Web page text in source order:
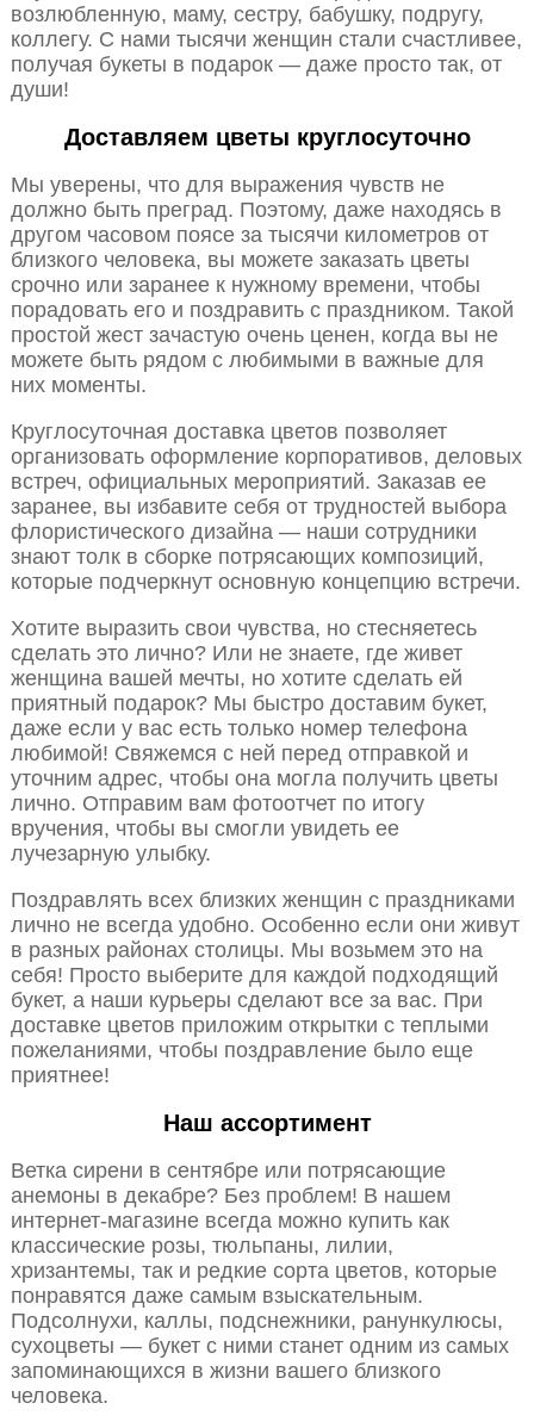
возлюбленную, маму, сестру, бабушку, подругу,
коллегу. С нами тысячи женщин стали счастливее,
получая букеты в подарок — даже просто так, от
души!
Доставляем цветы круглосуточно
Мы уверены, что для выражения чувств не
должно быть преград. Поэтому, даже находясь в
другом часовом поясе за тысячи километров от
близкого человека, вы можете заказать цветы
срочно или заранее к нужному времени, чтобы
порадовать его и поздравить с праздником. Такой
простой жест зачастую очень ценен, когда вы не
можете быть рядом с любимыми в важные для
них моменты.
Круглосуточная доставка цветов позволяет
организовать оформление корпоративов, деловых
встреч, официальных мероприятий. Заказав ее
заранее, вы избавите себя от трудностей выбора
флористического дизайна — наши сотрудники
знают толк в сборке потрясающих композиций,
которые подчеркнут основную концепцию встречи.
Хотите выразить свои чувства, но стесняетесь
сделать это лично? Или не знаете, где живет
женщина вашей мечты, но хотите сделать ей
приятный подарок? Мы быстро доставим букет,
даже если у вас есть только номер телефона
любимой! Свяжемся с ней перед отправкой и
уточним адрес, чтобы она могла получить цветы
лично. Отправим вам фотоотчет по итогу
вручения, чтобы вы смогли увидеть ее
лучезарную улыбку.
Поздравлять всех близких женщин с праздниками
лично не всегда удобно. Особенно если они живут
в разных районах столицы. Мы возьмем это на
себя! Просто выберите для каждой подходящий
букет, а наши курьеры сделают все за вас. При
доставке цветов приложим открытки с теплыми
пожеланиями, чтобы поздравление было еще
приятнее!
Наш ассортимент
Ветка сирени в сентябре или потрясающие
анемоны в декабре? Без проблем! В нашем
интернет-магазине всегда можно купить как
классические розы, тюльпаны, лилии,
хризантемы, так и редкие сорта цветов, которые
понравятся даже самым взыскательным.
Подсолнухи, каллы, подснежники, ранункулюсы,
сухоцветы — букет с ними станет одним из самых
запоминающихся в жизни вашего близкого
человека.